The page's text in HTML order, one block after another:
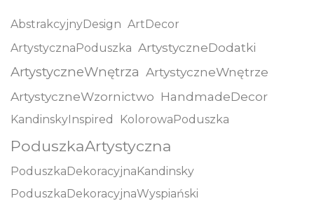
AbstrakcyjnyDesign ArtDecor
ArtystycznaPoduszka ArtystyczneDodatki
ArtystyczneWnętrza ArtystyczneWnętrze
ArtystyczneWzornictwo HandmadeDecor
KandinskyInspired KolorowaPoduszka
PoduszkaArtystyczna
PoduszkaDekoracyjnaKandinsky
PoduszkaDekoracyjnaWyspiański